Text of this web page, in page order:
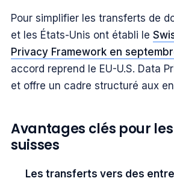
Pour simplifier les transferts de
et les États-Unis ont établi le
Privacy Framework en
accord reprend le EU-U.S. Data
et offre un cadre structuré aux
Avantages clés pour
suisses
Les transferts vers des